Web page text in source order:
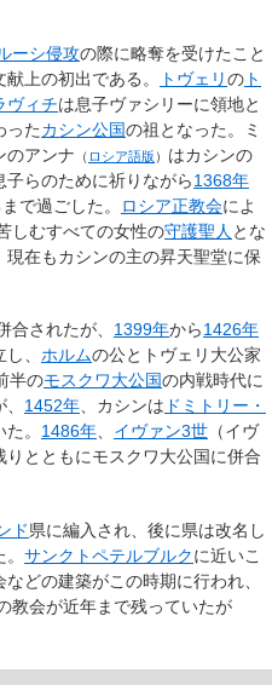
ーシ侵攻の際に略奪を受けたこと
上の初出である。 トヴェリの ト
ヴィチは息子ヴァシリーに領地と
ったカシン公国の祖となった。ミ
のアンナ （ ロシア語版 ） はカシンの
らのために祈りながら1368年
で過ごした。 ロシア正教会によ
しむすべての女性の守護聖人 とな
在もカシンの主の昇天聖堂に保
合されたが、 1399年から1426年
、 ホルムの公とトヴェリ大公家
半のモスクワ大公国の内戦時代に
1452年、カシンは ドミトリー・
。 1486年、 イヴァン3世 （イヴ
とともにモスクワ大公国に併合
ド県に編入され、後に県は改名し
サンクトペテルブルクに近いこ
どの建築がこの時期に行われ、
教会が近年まで残っていたが